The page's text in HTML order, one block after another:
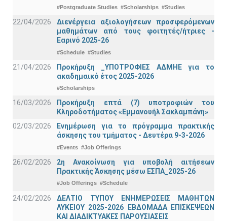
#Postgraduate Studies #Scholarships #Studies
22/04/2026
Διενέργεια αξιολογήσεων προσφερόμενων
μαθημάτων από τους φοιτητές/ήτριες -
Εαρινό 2025-26
#Schedule #Studies
21/04/2026
Προκήρυξη _ΥΠΟΤΡΟΦΙΕΣ ΑΔΜΗΕ για το
ακαδημαικό έτος 2025-2026
#Scholarships
16/03/2026
Προκήρυξη επτά (7) υποτροφιών του
Κληροδοτήματος «Εμμανουήλ Σακλαμπάνη»
02/03/2026
Ενημέρωση για το πρόγραμμα πρακτικής
άσκησης του τμήματος - Δευτέρα 9-3-2026
#Events #Job Offerings
26/02/2026
2η Ανακοίνωση για υποβολή αιτήσεων
Πρακτικής Άσκησης μέσω ΕΣΠΑ_2025-26
#Job Offerings #Schedule
24/02/2026
ΔΕΛΤΙΟ ΤΥΠΟΥ ΕΝΗΜΕΡΩΣΕΙΣ ΜΑΘΗΤΩΝ
ΛΥΚΕΙΟΥ 2025-2026 ΕΒΔΟΜΑΔΑ ΕΠΙΣΚΕΨΕΩΝ
ΚΑΙ ΔΙΑΔΙΚΤΥΑΚΕΣ ΠΑΡΟΥΣΙΑΣΕΙΣ